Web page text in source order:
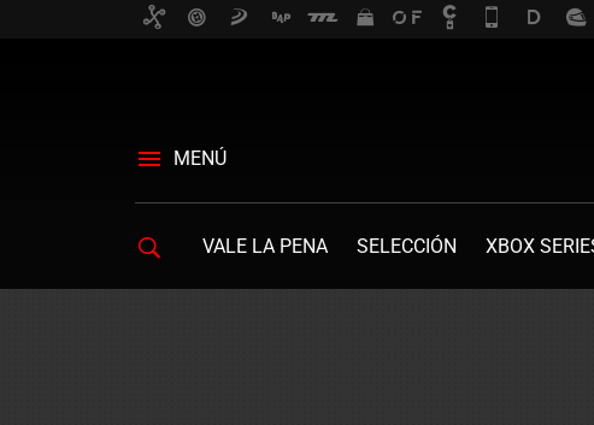
MENÚ
VALE LA PENA SELECCIÓN XBOX